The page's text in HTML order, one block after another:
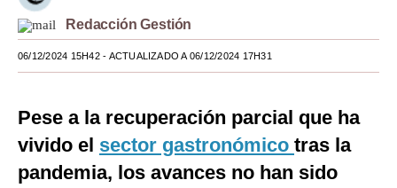
Estilos
México
España
Redacción Gestión
06/12/2024 15H42- ACTUALIZADO A 06/12/2024 17H31
Pese a la recuperación parcial que ha
vivido el sector gastronómico tras la
pandemia, los avances no han sido